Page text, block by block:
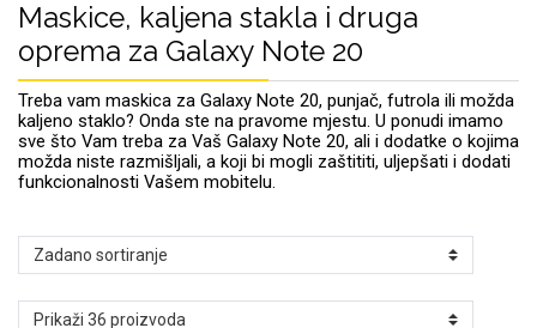
Maskice, kaljena stakla i druga
oprema za Galaxy Note 20
Treba vam maskica za Galaxy Note 20, punjač, futrola ili možda
kaljeno staklo? Onda ste na pravome mjestu. U ponudi imamo
sve što Vam treba za Vaš Galaxy Note 20, ali i dodatke o kojima
možda niste razmišljali, a koji bi mogli zaštititi, uljepšati i dodati
funkcionalnosti Vašem mobitelu.
Dinamo maskice za
mobitel
Robotski usisavači Stolne lampe
Najprodavanije -
TOP 100
Šarene maskice
Ljetna kolekcija Proljetna kolekcija
Univerzalna oprema
za tablet
7.0 - 8.0 inča 8.0 - 9.0 inča
Oprema za Lenovo
tablet
Apple Samsung
Igračke i ostalo
Selfie Stick Držači za auto
Punjači Bežični punjači
Mikrofoni Bluetooth slušalice
Pametni Satovi
Memorije i
memorijske kartice
Oprema za Smart
Watch
Auto Kamere
Podloga za miš Tipkovnice i miševi
mikrofoni
Punjači za laptope
Hladnjaci za laptop
Ruksaci i torbice Razno